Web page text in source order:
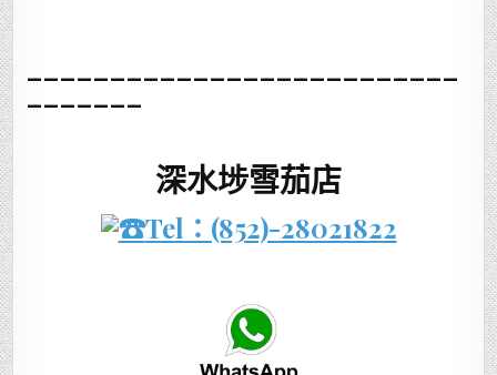
_______
深水埗雪茄店
Tel：(852)-28021822